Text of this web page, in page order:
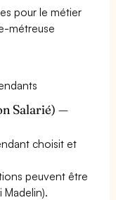
pour le métier
métreuse
Salarié) —
choisit et
peuvent être
Madelin).